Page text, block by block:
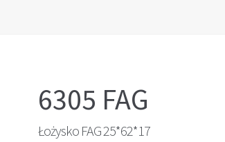
6305 FAG
Łożysko FAG 25*62*17